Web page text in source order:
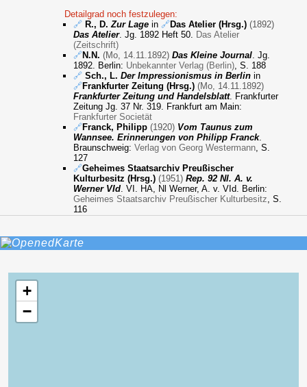
Detailgrad noch festzulegen:
🔗 R., D.Zur Lagein🔗Das Atelier (Hrsg.) (1892)
Das Atelier. Jg. 1892 Heft 50. Das Atelier
(Zeitschrift)
🔗N.N. (Mo, 14.11.1892) Das Kleine Journal. Jg.
1892. Berlin: Unbekannter Verlag (Berlin), S. 188
🔗 Sch., L.Der Impressionismus in Berlinin
🔗Frankfurter Zeitung (Hrsg.) (Mo, 14.11.1892)
Frankfurter Zeitung und Handelsblatt. Frankfurter
Zeitung Jg. 37 Nr. 319. Frankfurt am Main:
Frankfurter Societät
🔗Franck, Philipp (1920) Vom Taunus zum
Wannsee. Erinnerungen von Philipp Franck.
Braunschweig:Verlag von Georg Westermann, S.
127
🔗Geheimes Staatsarchiv Preußischer
Kulturbesitz (Hrsg.) (1951) Rep. 92 Nl. A. v.
Werner VId. VI. HA, Nl Werner, A. v. VId. Berlin:
Geheimes Staatsarchiv Preußischer Kulturbesitz, S.
116
Karte
+
−